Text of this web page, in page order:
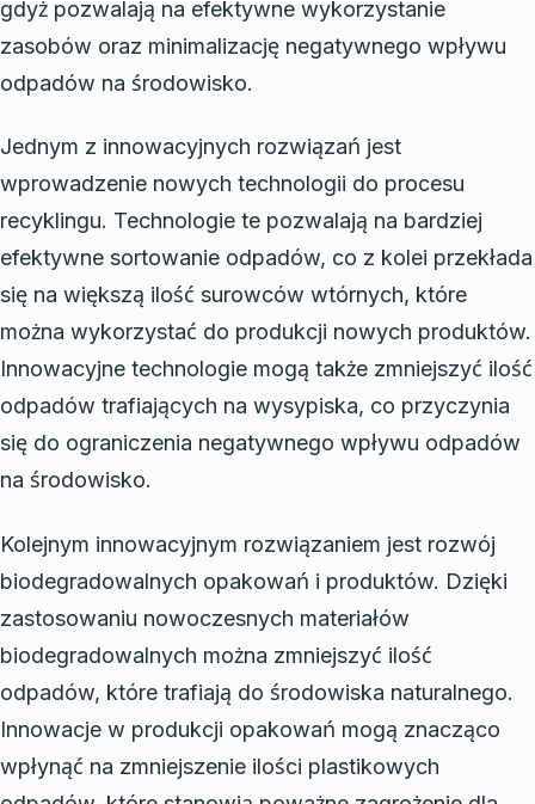
gdyż pozwalają na efektywne wykorzystanie
zasobów oraz minimalizację negatywnego wpływu
odpadów na środowisko.
Jednym z innowacyjnych rozwiązań jest
wprowadzenie nowych technologii do procesu
recyklingu. Technologie te pozwalają na bardziej
efektywne sortowanie odpadów, co z kolei przekłada
się na większą ilość surowców wtórnych, które
można wykorzystać do produkcji nowych produktów.
Innowacyjne technologie mogą także zmniejszyć ilość
odpadów trafiających na wysypiska, co przyczynia
się do ograniczenia negatywnego wpływu odpadów
na środowisko.
Kolejnym innowacyjnym rozwiązaniem jest rozwój
biodegradowalnych opakowań i produktów. Dzięki
zastosowaniu nowoczesnych materiałów
biodegradowalnych można zmniejszyć ilość
odpadów, które trafiają do środowiska naturalnego.
Innowacje w produkcji opakowań mogą znacząco
wpłynąć na zmniejszenie ilości plastikowych